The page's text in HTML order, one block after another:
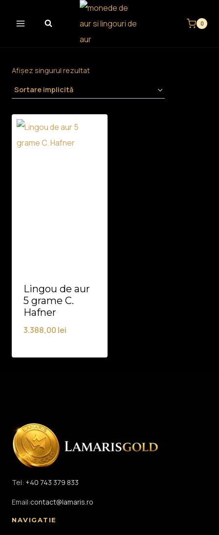
0
Afișez singurul rezultat
Lingou de aur
5 grame C.
Hafner
3.388,00 lei
Tel: +40 743 379 833
Email:contact@lamaris.ro
NAVIGATIE